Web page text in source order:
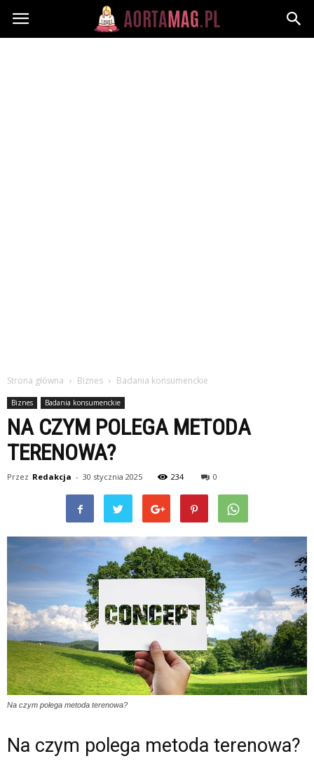
Aortamag.pl
Strona główna Biznes Badania konsumenckie
Biznes Badania konsumenckie
NA CZYM POLEGA METODA
TERENOWA?
Przez Redakcja - 30 stycznia 2025 234 0
Na czym polega metoda terenowa?
Na czym polega metoda terenowa?